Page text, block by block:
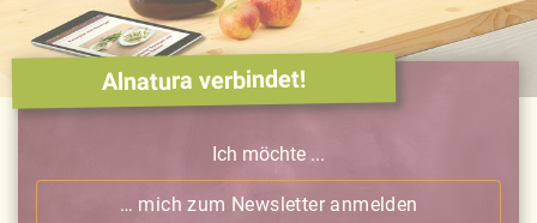
Alnatura verbindet!
Ich möchte ...
… mich zum Newsletter anmelden